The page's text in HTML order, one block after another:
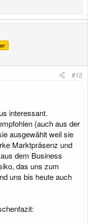
#12
interessant.
(auch aus der
ausgewählt weil sie
Marktpräsenz und
dem Business
das uns zum
uns bis heute auch